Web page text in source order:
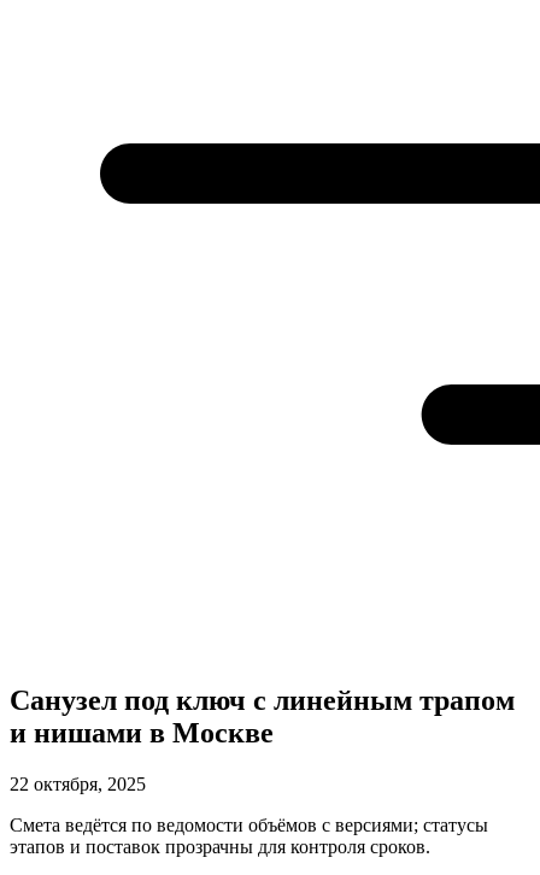
Санузел под ключ с линейным трапом
и нишами в Москве
22 октября, 2025
Смета ведётся по ведомости объёмов с версиями; статусы
этапов и поставок прозрачны для контроля сроков.